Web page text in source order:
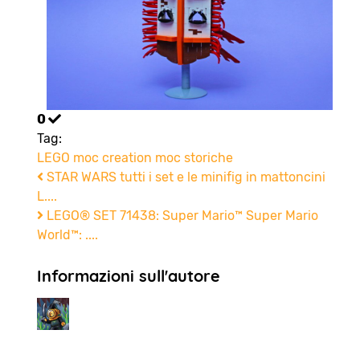
0
Tag:
LEGO moc creation moc storiche
STAR WARS tutti i set e le minifig in mattoncini
L....
LEGO® SET 71438: Super Mario™ Super Mario
World™: ....
Informazioni sull'autore